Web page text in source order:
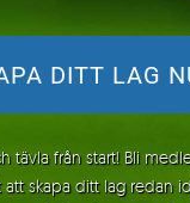
DITT LAG
tävla från start! Bli
skapa ditt lag redan